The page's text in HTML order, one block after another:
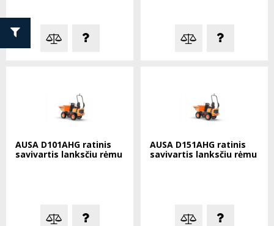
AUSA D101AHG ratinis
savivartis lanksčiu rėmu
AUSA D151AHG ratinis
savivartis lanksčiu rėmu